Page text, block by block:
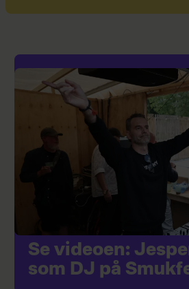
Se videoen:
som DJ på